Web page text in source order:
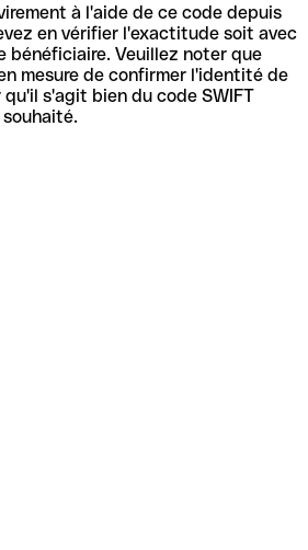
à l'aide de ce code depuis
en vérifier l'exactitude soit avec
bénéficiaire. Veuillez noter que
mesure de confirmer l'identité de
s'agit bien du code SWIFT